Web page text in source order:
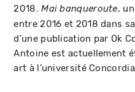
2018.Mai banqueroute,
entre 2016 et 2018 dans
d’une publication par Ok
Antoine est actuellement
art à l’université